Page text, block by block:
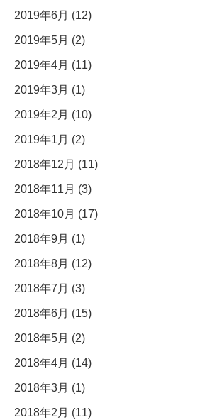
2019年6月 (12)
2019年5月 (2)
2019年4月 (11)
2019年3月 (1)
2019年2月 (10)
2019年1月 (2)
2018年12月 (11)
2018年11月 (3)
2018年10月 (17)
2018年9月 (1)
2018年8月 (12)
2018年7月 (3)
2018年6月 (15)
2018年5月 (2)
2018年4月 (14)
2018年3月 (1)
2018年2月 (11)